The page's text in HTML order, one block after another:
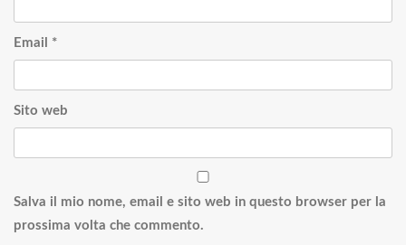
Email *
Sito web
Salva il mio nome, email e sito web in questo browser per la
prossima volta che commento.